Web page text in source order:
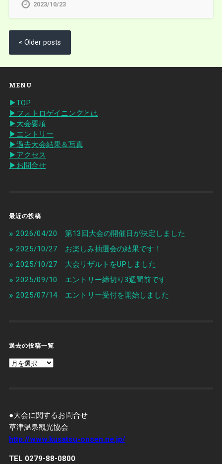
2023/10/23
« Older posts
MENU
▶︎TOP
▶︎フォトロゲイニングとは
▶︎大会要項
▶︎エントリー
▶︎過去大会結果＆写真
▶︎アクセス
▶︎お問合せ
最近の投稿
2026/04/20 第13回大会の開催日が決定しました
2025/10/27 お楽しみ抽選会の結果です！
2025/10/27 大会リザルトをUPしました
2025/09/10 エントリー締切り3週間前です
2025/07/14 エントリー受付を開始しました
過去の投稿一覧
過
去
●大会に関するお問合せ
草津温泉観光協会
http://www.kusatsu-onsen.ne.jp/
TEL 0279-88-0800